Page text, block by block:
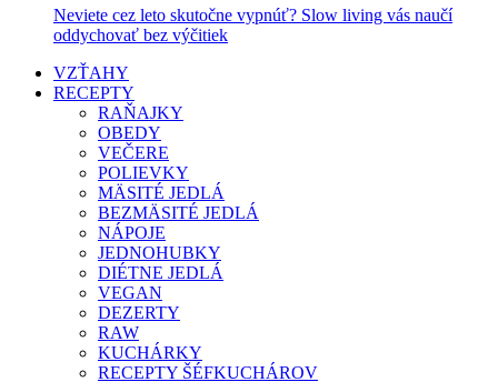
Neviete cez leto skutočne vypnúť? Slow living vás naučí
oddychovať bez výčitiek
VZŤAHY
RECEPTY
RAŇAJKY
OBEDY
VEČERE
POLIEVKY
MÄSITÉ JEDLÁ
BEZMÄSITÉ JEDLÁ
NÁPOJE
JEDNOHUBKY
DIÉTNE JEDLÁ
VEGAN
DEZERTY
RAW
KUCHÁRKY
RECEPTY ŠÉFKUCHÁROV